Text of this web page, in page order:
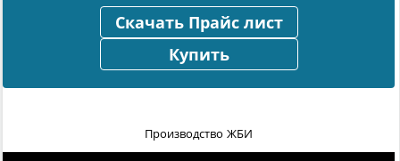
Скачать Прайс лист
Купить
Производство ЖБИ